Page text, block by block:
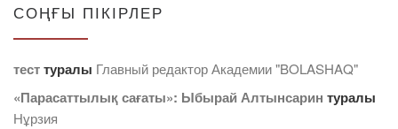
СОҢҒЫ ПІКІРЛЕР
тесттуралы Главный редактор Академии "BOLASHAQ"
«Парасаттылық сағаты»: Ыбырай Алтынсарин туралы
Нұрзия